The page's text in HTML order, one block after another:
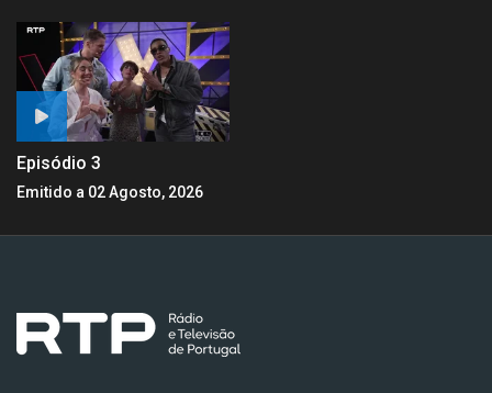
Episódio 3
Emitido a 02 Agosto, 2026